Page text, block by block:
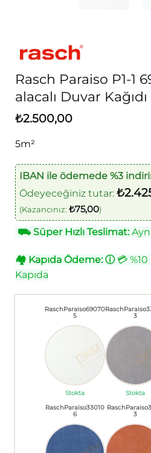
Rasch Paraiso P1-1
alacalı Duvar
₺2.500,00
5m²
IBAN ile ödemede %3
Ödeyeceğiniz tutar: ₺
(Kazancınız: ₺75,00)
⛟Süper Hızlı Teslimat:
🏘 Kapıda Ödeme: ⓘ💳
Kapıda
RaschParaiso69070
5
Stokta
3
Stokta
RaschParaiso33010
6
3